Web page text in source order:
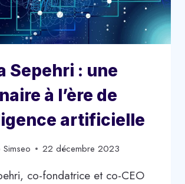
Sepehri : une
à l’ère de
artificielle
Simseo 22 décembre 2023
co-fondatrice et co-CEO